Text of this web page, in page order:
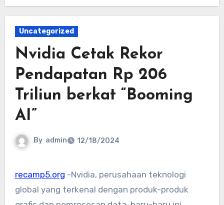
Uncategorized
Nvidia Cetak Rekor
Pendapatan Rp 206
Triliun berkat “Booming
AI”
By admin 12/18/2024
recamp5.org -Nvidia, perusahaan teknologi
global yang terkenal dengan produk-produk